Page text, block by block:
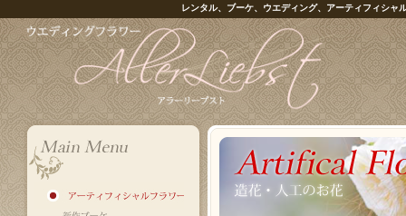
レンタル、ブーケ、ウエディング、アーティフィシャ